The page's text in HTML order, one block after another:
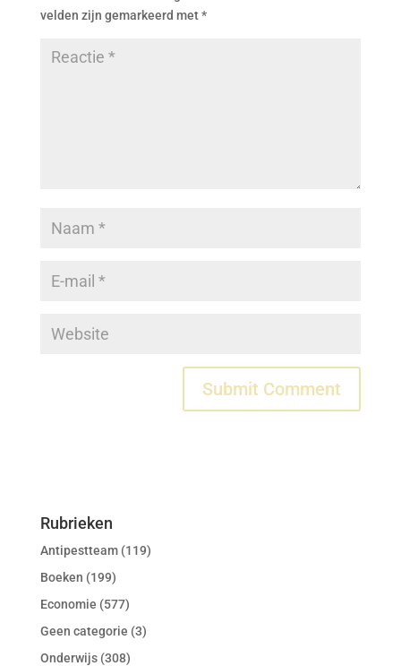
velden zijn gemarkeerd met*
Rubrieken
Antipestteam(119)
Boeken (199)
Economie (577)
Geen categorie (3)
Onderwijs(308)